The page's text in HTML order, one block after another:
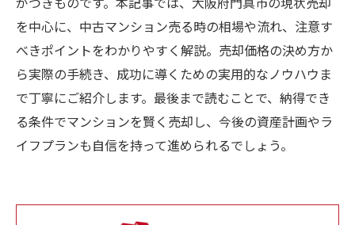
を中心に、中古マンション売る時の相場や流れ、注意す
べきポイントをわかりやすく解説。売却価格の決め方か
ら実際の手続き、成功に導くための実用的なノウハウま
で丁寧にご紹介します。最後まで読むことで、納得でき
る条件でマンションを賢く売却し、今後の資産計画やラ
イフプランも自信を持って進められるでしょう。